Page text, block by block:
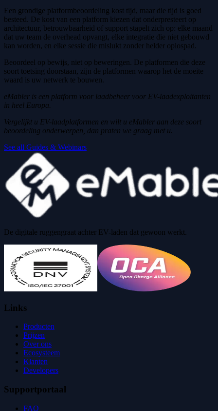
Een grondige platformbeoordeling kost tijd, maar die tijd is goed
besteed. De kost van een platform kiezen dat onderpresteert op
architectuur, betrouwbaarheid of support stapelt zich op: elke maand
dat uw team de overhead opvangt, elke integratie die niet gebouwd
kan worden, en elke sessie die mislukt zonder helder oplospad.
Beoordeel op bewijs, niet op beweringen. De platformen die deze
soort toetsing doorstaan, zijn de platformen waarop het de moeite
waard is uw netwerk te bouwen.
eMabler is een platform voor laadbeheer voor EV-laadexploitanten
in heel Europa.
Vergelijkt u EV-laadplatformen en wilt u eMabler aan deze soort
beoordeling onderwerpen, dan praten we graag met u.
See all Guides & Webinars
De digitale ruggengraat achter EV-laden dat gewoon werkt.
Links
Producten
Prijzen
Over ons
Ecosysteem
Klanten
Developers
Supportportaal
FAQ